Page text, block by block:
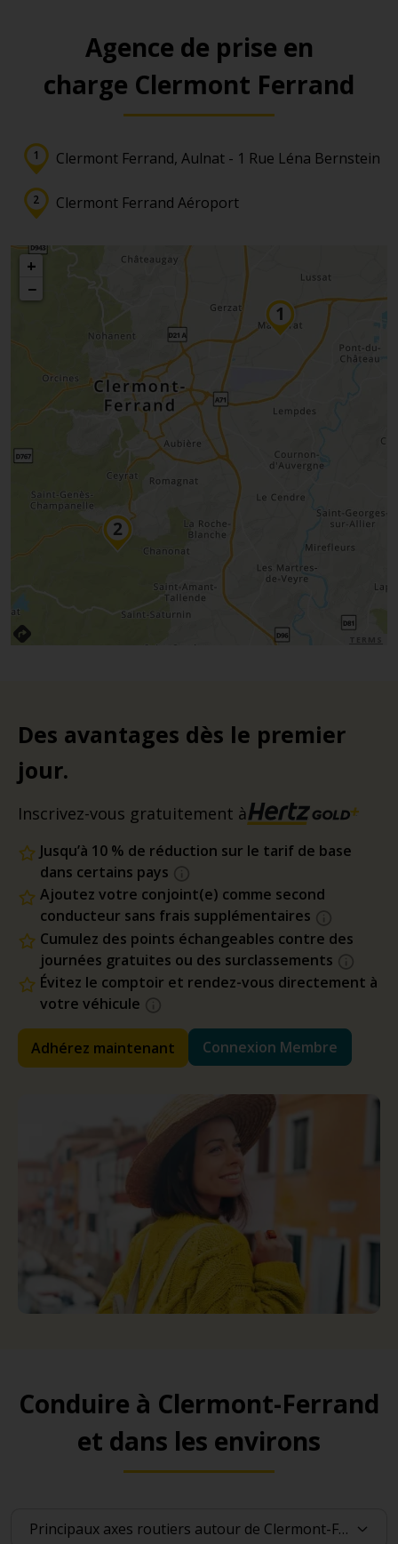
Agence de prise en
charge Clermont Ferrand
Clermont Ferrand, Aulnat - 1 Rue Léna Bernstein
Clermont Ferrand Aéroport
+
−
Des avantages dès le premier
jour.
Inscrivez-vous gratuitement à
Jusqu’à 10 % de réduction sur le tarif de base
dans certains pays
Ajoutez votre conjoint(e) comme second
conducteur sans frais supplémentaires
Cumulez des points échangeables contre des
journées gratuites ou des surclassements
Évitez le comptoir et rendez-vous directement à
votre véhicule
Adhérez maintenant Connexion Membre
Conduire à Clermont-Ferrand
et dans les environs